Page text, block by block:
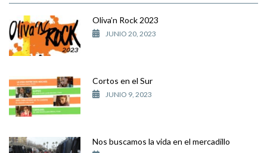
Oliva’n Rock 2023
JUNIO 20, 2023
Cortos en el Sur
JUNIO 9, 2023
Nos buscamos la vida en el mercadillo